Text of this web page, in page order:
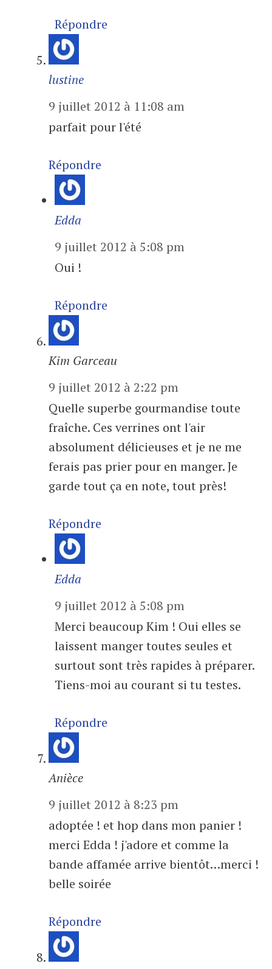
Répondre
lustine
9 juillet 2012 à 11:08 am
parfait pour l'été
Répondre
Edda
9 juillet 2012 à 5:08 pm
Oui !
Répondre
Kim Garceau
9 juillet 2012 à 2:22 pm
Quelle superbe gourmandise toute
fraîche. Ces verrines ont l'air
absolument délicieuses et je ne me
ferais pas prier pour en manger. Je
garde tout ça en note, tout près!
Répondre
Edda
9 juillet 2012 à 5:08 pm
Merci beaucoup Kim ! Oui elles se
laissent manger toutes seules et
surtout sont très rapides à préparer.
Tiens-moi au courant si tu testes.
Répondre
Anièce
9 juillet 2012 à 8:23 pm
adoptée ! et hop dans mon panier !
merci Edda ! j'adore et comme la
bande affamée arrive bientôt…merci !
belle soirée
Répondre